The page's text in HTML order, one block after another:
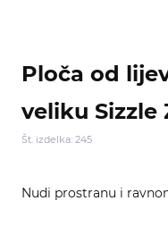
Ploča od
veliku Sizzle
Št. izdelka: 245
Nudi prostranu i